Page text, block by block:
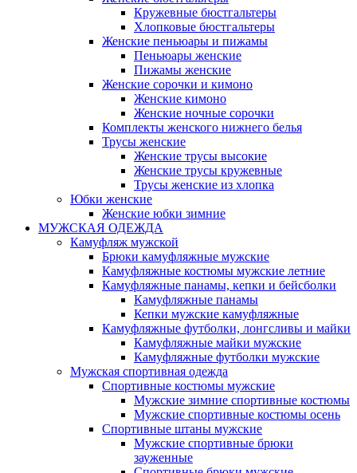
Кружевные бюстгальтеры
Хлопковые бюстгальтеры
Женские пеньюары и пижамы
Пеньюары женские
Пижамы женские
Женские сорочки и кимоно
Женские кимоно
Женские ночные сорочки
Комплекты женского нижнего белья
Трусы женские
Женские трусы высокие
Женские трусы кружевные
Трусы женские из хлопка
Юбки женские
Женские юбки зимние
МУЖСКАЯ ОДЕЖДА
Камуфляж мужской
Брюки камуфляжные мужские
Камуфляжные костюмы мужские летние
Камуфляжные панамы, кепки и бейсболки
Камуфляжные панамы
Кепки мужские камуфляжные
Камуфляжные футболки, лонгсливы и майки
Камуфляжные майки мужские
Камуфляжные футболки мужские
Мужская спортивная одежда
Спортивные костюмы мужские
Мужские зимние спортивные костюмы
Мужские спортивные костюмы осень
Спортивные штаны мужские
Мужские спортивные брюки
зауженные